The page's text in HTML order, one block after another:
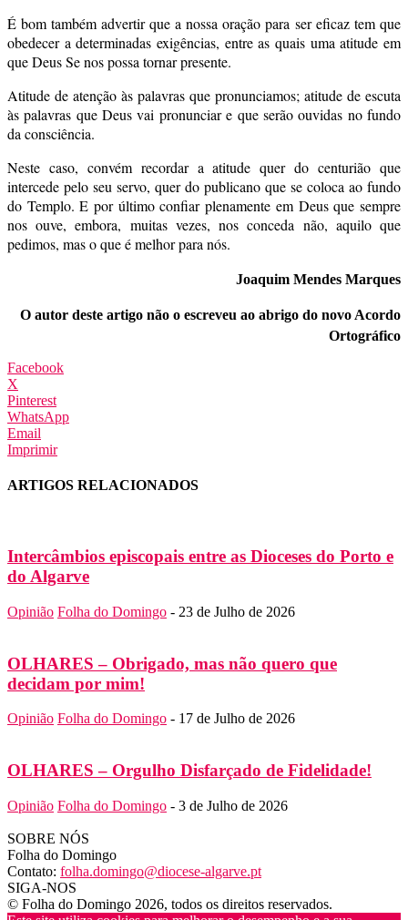
É bom também advertir que a nossa oração para ser eficaz tem que
obedecer a determinadas exigências, entre as quais uma atitude em
que Deus Se nos possa tornar presente.
Atitude de atenção às palavras que pronunciamos; atitude de escuta
às palavras que Deus vai pronunciar e que serão ouvidas no fundo
da consciência.
Neste caso, convém recordar a atitude quer do centurião que
intercede pelo seu servo, quer do publicano que se coloca ao fundo
do Templo. E por último confiar plenamente em Deus que sempre
nos ouve, embora, muitas vezes, nos conceda não, aquilo que
pedimos, mas o que é melhor para nós.
Joaquim Mendes Marques
O autor deste artigo não o escreveu ao abrigo do novo Acordo
Ortográfico
Facebook
X
Pinterest
WhatsApp
Email
Imprimir
ARTIGOS RELACIONADOS
Intercâmbios episcopais entre as Dioceses do Porto e
do Algarve
Opinião Folha do Domingo - 23 de Julho de 2026
OLHARES – Obrigado, mas não quero que
decidam por mim!
Opinião Folha do Domingo - 17 de Julho de 2026
OLHARES – Orgulho Disfarçado de Fidelidade!
Opinião Folha do Domingo - 3 de Julho de 2026
SOBRE NÓS
Folha do Domingo
Contato: folha.domingo@diocese-algarve.pt
SIGA-NOS
© Folha do Domingo 2026, todos os direitos reservados.